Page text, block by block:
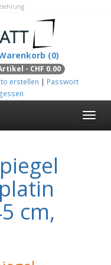
(0)
- CHF 0.00
erstellen | Passwort
cm,